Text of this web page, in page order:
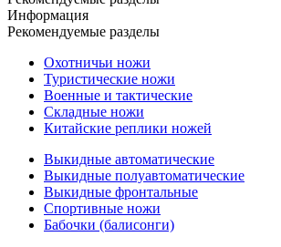
Информация
Рекомендуемые разделы
Охотничьи ножи
Туристические ножи
Военные и тактические
Складные ножи
Китайские реплики ножей
Выкидные автоматические
Выкидные полуавтоматические
Выкидные фронтальные
Спортивные ножи
Бабочки (балисонги)